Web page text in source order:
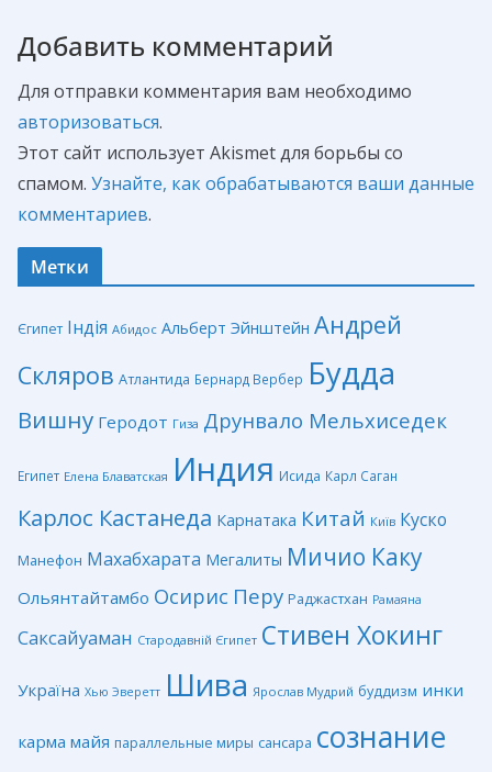
Добавить комментарий
Для отправки комментария вам необходимо
авторизоваться.
Этот сайт использует Akismet для борьбы со
спамом. Узнайте, как обрабатываются ваши данные
комментариев.
Метки
Єгипет Індія Абидос Альберт Эйнштейн Андрей
Скляров Атлантида Бернард Вербер Будда
Вишну Геродот Гиза Друнвало Мельхиседек
Египет Елена Блаватская Индия Исида Карл Саган
Карлос Кастанеда Карнатака Китай Київ Куско
Манефон Махабхарата Мегалиты Мичио Каку
Ольянтайтамбо Осирис Перу Раджастхан Рамаяна
Саксайуаман Стародавній Єгипет Стивен Хокинг
Україна Хью Эверетт Шива Ярослав Мудрий буддизм инки
карма майя параллельные миры сансара сознание